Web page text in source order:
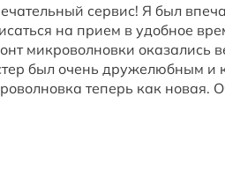
сервис! Я был
на прием в удобное
микроволновки оказались
был очень дружелюбным и
теперь как новая.